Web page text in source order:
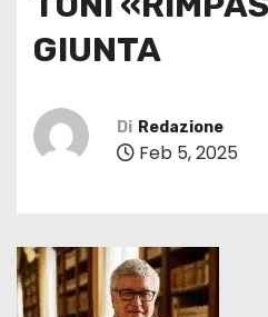
GIUNTA
Di Redazione
Feb 5, 2025